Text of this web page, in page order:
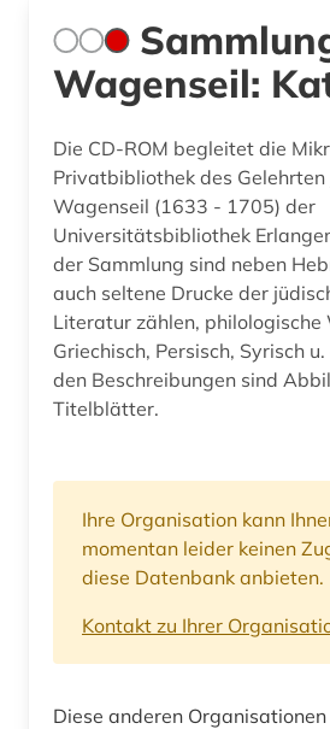
Wagenseil:
Die CD-ROM begleitet die
Privatbibliothek des Gelehrten
Wagenseil (1633 - 1705) der
Universitätsbibliothek
der Sammlung sind neben
auch seltene Drucke der
Literatur zählen, philologische
Griechisch, Persisch, Syrisch
den Beschreibungen sind
Titelblätter.
Ihre Organisation kann
momentan leider keinen
diese Datenbank anbieten.
Kontakt zu Ihrer
Diese anderen Organisationen